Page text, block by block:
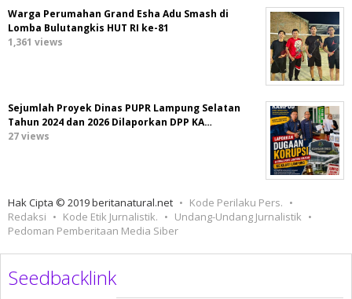
Warga Perumahan Grand Esha Adu Smash di
Lomba Bulutangkis HUT RI ke-81
1,361 views
Sejumlah Proyek Dinas PUPR Lampung Selatan
Tahun 2024 dan 2026 Dilaporkan DPP KA…
27 views
Hak Cipta © 2019 beritanatural.net
Kode Perilaku Pers.
Redaksi
Kode Etik Jurnalistik.
Undang-Undang Jurnalistik
Pedoman Pemberitaan Media Siber
Seedbacklink